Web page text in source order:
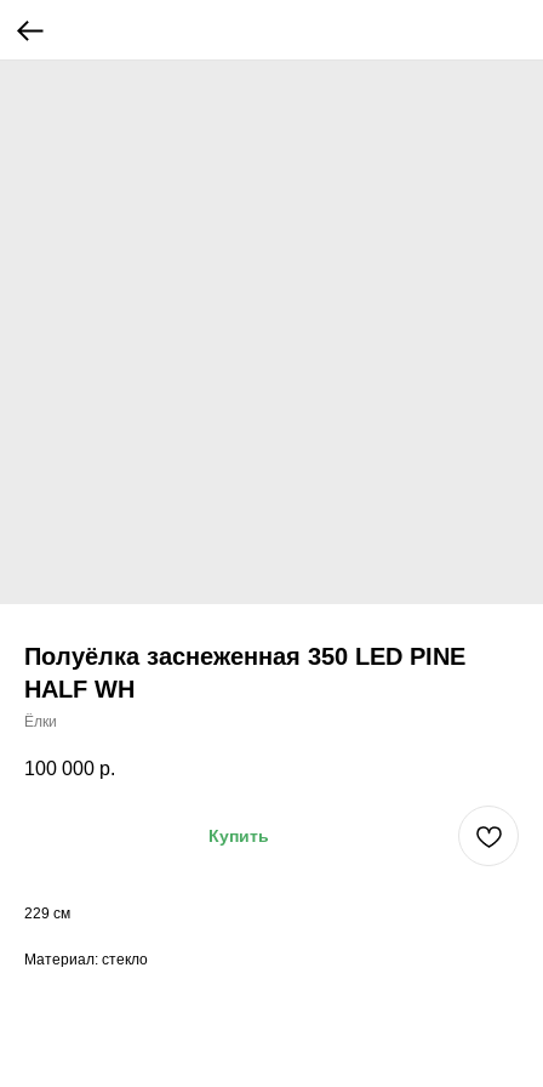
Полуёлка заснеженная 350 LED PINE
HALF WH
Ёлки
100 000 р.
Купить
229 см
Материал: стекло